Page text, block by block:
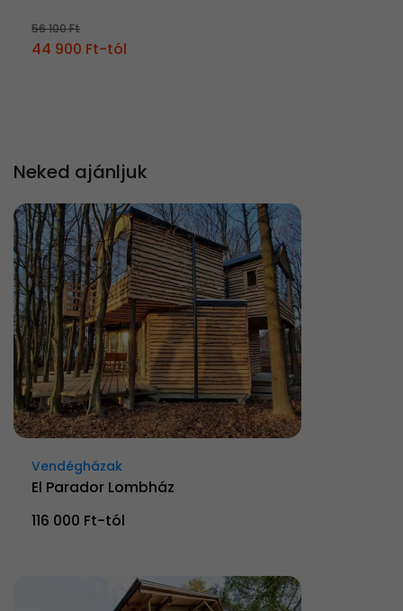
56 100 Ft
44 900 Ft-tól
Neked ajánljuk
Vendégházak
El Parador Lombház
116 000 Ft-tól